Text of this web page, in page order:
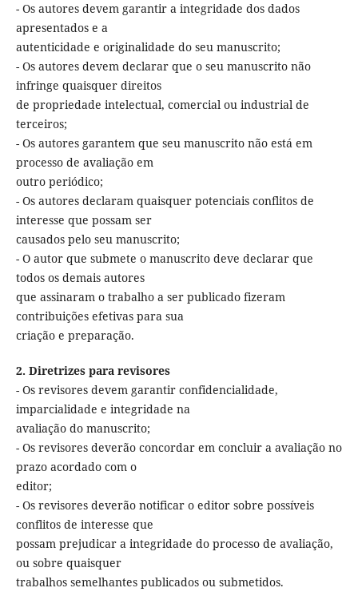
- Os autores devem garantir a integridade dos dados
apresentados e a
autenticidade e originalidade do seu manuscrito;
- Os autores devem declarar que o seu manuscrito não
infringe quaisquer direitos
de propriedade intelectual, comercial ou industrial de
terceiros;
- Os autores garantem que seu manuscrito não está em
processo de avaliação em
outro periódico;
- Os autores declaram quaisquer potenciais conflitos de
interesse que possam ser
causados ​​pelo seu manuscrito;
- O autor que submete o manuscrito deve declarar que
todos os demais autores
que assinaram o trabalho a ser publicado fizeram
contribuições efetivas para sua
criação e preparação.
2. Diretrizes para revisores
- Os revisores devem garantir confidencialidade,
imparcialidade e integridade na
avaliação do manuscrito;
- Os revisores deverão concordar em concluir a avaliação no
prazo acordado com o
editor;
- Os revisores deverão notificar o editor sobre possíveis
conflitos de interesse que
possam prejudicar a integridade do processo de avaliação,
ou sobre quaisquer
trabalhos semelhantes publicados ou submetidos.